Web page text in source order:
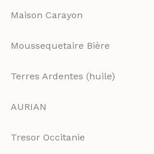
Maison Carayon
Moussequetaire Bière
Terres Ardentes (huile)
AURIAN
Tresor Occitanie